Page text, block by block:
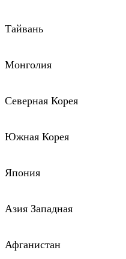
Тайвань
Монголия
Северная Корея
Южная Корея
Япония
Азия Западная
Афганистан